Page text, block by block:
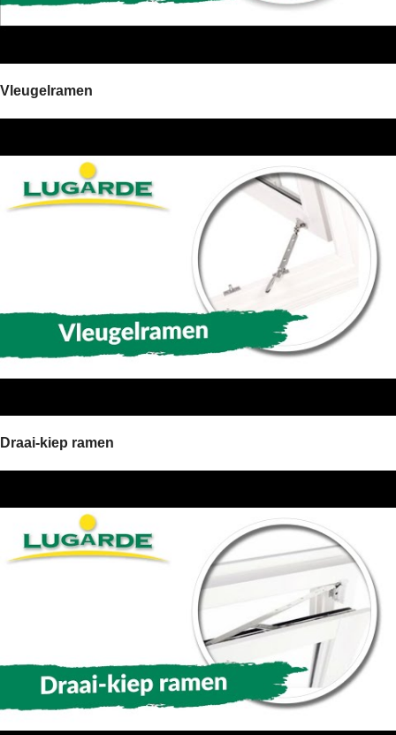
Vleugelramen
Draai-kiep ramen